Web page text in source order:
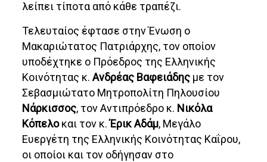
λείπει τίποτα από κάθε τραπέζι.
Τελευταίος έφτασε στην Ένωση ο
Μακαριώτατος Πατριάρχης, τον οποίον
υποδέχτηκε ο Πρόεδρος της Ελληνικής
Κοινότητας κ.Ανδρέας Βαφειάδης με τον
Σεβασμιώτατο Μητροπολίτη Πηλουσίου
Νάρκισσος, τον Αντιπρόεδρο κ. Νικόλα
Κόπελοκαι τον κ.Έρικ Αδάμ, Μεγάλο
Ευεργέτη της Ελληνικής Κοινότητας Καΐρου,
οι οποίοι και τον οδήγησαν στο